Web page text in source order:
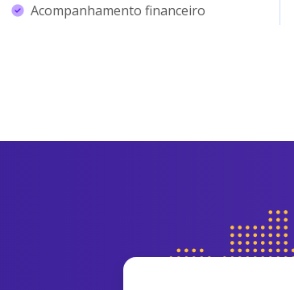
Acompanhamento financeiro